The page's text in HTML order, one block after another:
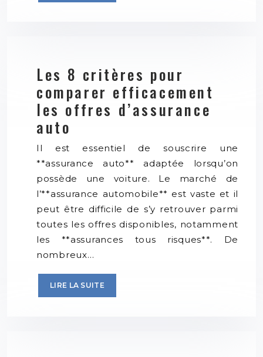
Les 8 critères pour
comparer efficacement
les offres d’assurance
auto
Il est essentiel de souscrire une
**assurance auto** adaptée lorsqu’on
possède une voiture. Le marché de
l’**assurance automobile** est vaste et il
peut être difficile de s’y retrouver parmi
toutes les offres disponibles, notamment
les **assurances tous risques**. De
nombreux…
LIRE LA SUITE